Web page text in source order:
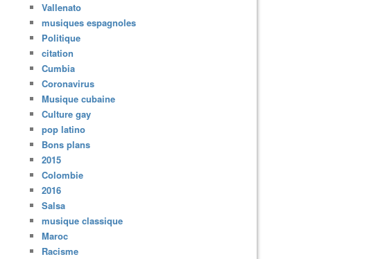
Vallenato
musiques espagnoles
Politique
citation
Cumbia
Coronavirus
Musique cubaine
Culture gay
pop latino
Bons plans
2015
Colombie
2016
Salsa
musique classique
Maroc
Racisme